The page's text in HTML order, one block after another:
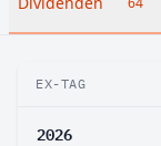
EX-TAG
2026